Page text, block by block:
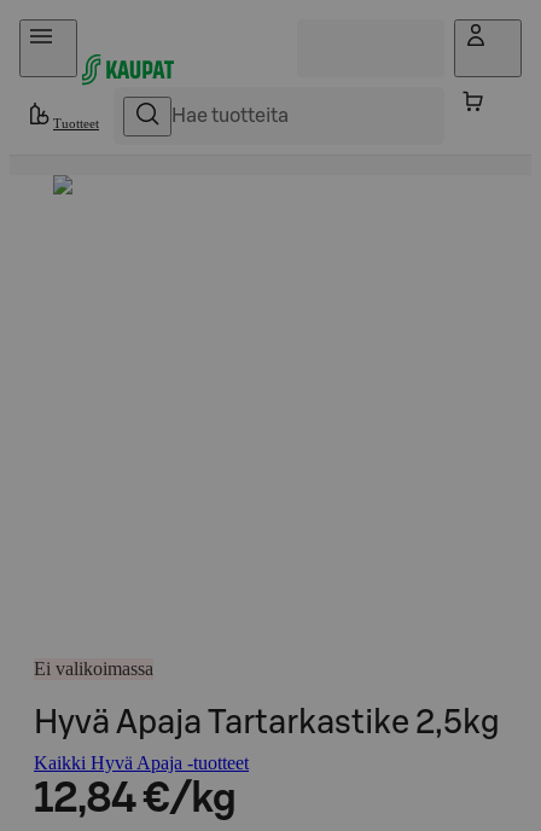
Hyppää sisältöön
Tuotteet
Ei valikoimassa
Hyvä Apaja Tartarkastike 2,5kg
Kaikki Hyvä Apaja -tuotteet
12,84 €/kg